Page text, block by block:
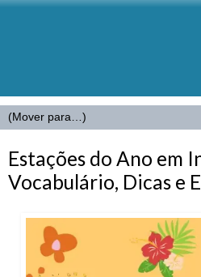
Estações do Ano em
Vocabulário, Dicas e